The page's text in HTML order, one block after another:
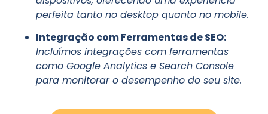
perfeita tanto no desktop quanto no mobile.
Integração com Ferramentas de SEO:
Incluímos integrações com ferramentas
como Google Analytics e Search Console
para monitorar o desempenho do seu site.